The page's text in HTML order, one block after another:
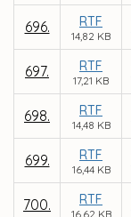
696. RTF
14,82 KB
697. RTF
17,21 KB
698. RTF
14,48 KB
699. RTF
16,44 KB
700. RTF
16,62 KB